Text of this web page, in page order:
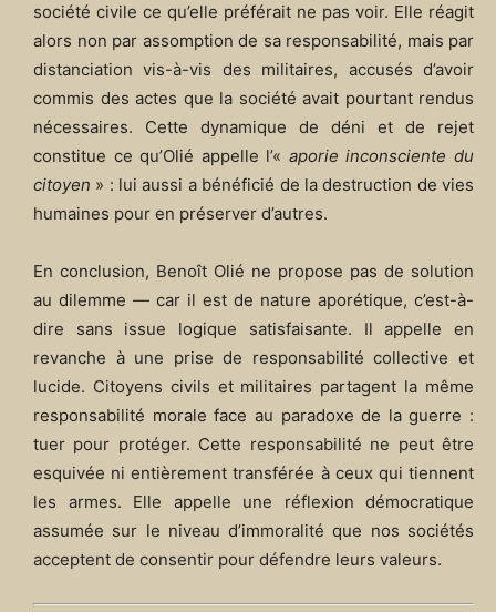
société civile ce qu’elle préférait ne pas voir. Elle réagit
alors non par assomption de sa responsabilité, mais par
distanciation vis-à-vis des militaires, accusés d’avoir
commis des actes que la société avait pourtant rendus
nécessaires. Cette dynamique de déni et de rejet
constitue ce qu’Olié appelle l’« aporie inconsciente du
citoyen » : lui aussi a bénéficié de la destruction de vies
humaines pour en préserver d’autres.
En conclusion, Benoît Olié ne propose pas de solution
au dilemme — car il est de nature aporétique, c’est-à-
dire sans issue logique satisfaisante. Il appelle en
revanche à une prise de responsabilité collective et
lucide. Citoyens civils et militaires partagent la même
responsabilité morale face au paradoxe de la guerre :
tuer pour protéger. Cette responsabilité ne peut être
esquivée ni entièrement transférée à ceux qui tiennent
les armes. Elle appelle une réflexion démocratique
assumée sur le niveau d’immoralité que nos sociétés
acceptent de consentir pour défendre leurs valeurs.